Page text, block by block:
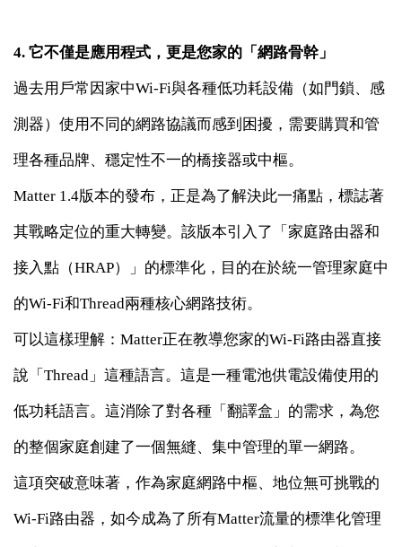
4. 它不僅是應用程式，更是您家的「網路骨幹」
過去用戶常因家中Wi-Fi與各種低功耗設備（如門鎖、感
測器）使用不同的網路協議而感到困擾，需要購買和管
理各種品牌、穩定性不一的橋接器或中樞。
Matter 1.4版本的發布，正是為了解決此一痛點，標誌著
其戰略定位的重大轉變。該版本引入了「家庭路由器和
接入點（HRAP）」的標準化，目的在於統一管理家庭中
的Wi-Fi和Thread兩種核心網路技術。
可以這樣理解：Matter正在教導您家的Wi-Fi路由器直接
說「Thread」這種語言。這是一種電池供電設備使用的
低功耗語言。這消除了對各種「翻譯盒」的需求，為您
的整個家庭創建了一個無縫、集中管理的單一網路。
這項突破意味著，作為家庭網路中樞、地位無可挑戰的
Wi-Fi路由器，如今成為了所有Matter流量的標準化管理